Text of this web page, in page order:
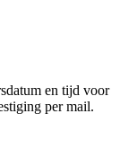
en tijd voor
per mail.